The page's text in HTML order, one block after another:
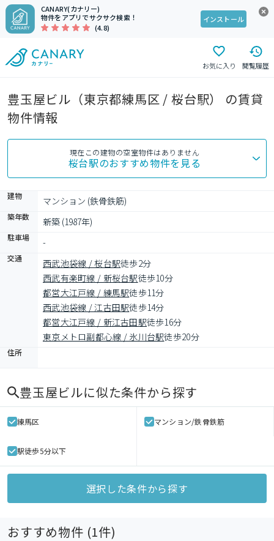
CANARY(カナリー)
物件をアプリでサクサク検索！
(4.8)
インストール
お気に入り 閲覧履歴
豊玉屋ビル（東京都練馬区 / 桜台駅） の賃貸
物件情報
現在この建物の空室物件はありません
桜台駅のおすすめ物件を見る
建物 マンション (鉄骨鉄筋)
築年数 新築 (1987年)
駐車場 -
交通 西武池袋線 / 桜台駅徒歩2分
西武有楽町線 / 新桜台駅徒歩10分
都営大江戸線 / 練馬駅徒歩11分
西武池袋線 / 江古田駅徒歩14分
都営大江戸線 / 新江古田駅徒歩16分
東京メトロ副都心線 / 氷川台駅徒歩20分
住所
豊玉屋ビルに似た条件から探す
練馬区 マンション/鉄骨鉄筋
駅徒歩5分以下
選択した条件から探す
おすすめ物件 (1件)